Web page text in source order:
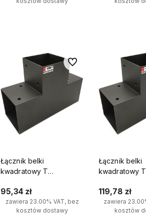
Łącznik belki
kwadratowy T
kantówek 3 końce
95,34 zł
zawiera 23.00% VAT, bez
kosztów dostawy
Do ulubionych
Łącznik belki
kwadratowy T
kantówek 3
119,78 zł
zawiera
kosztów